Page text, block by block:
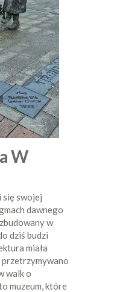
W
się swojej
dawnego
w
dziś budzi
miała
przetrzymywano
walk o
muzeum, które